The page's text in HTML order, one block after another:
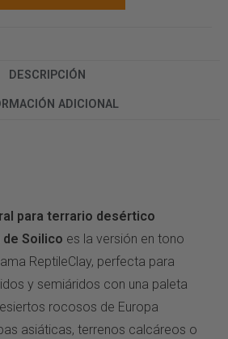
DESCRIPCIÓN
ADICIONAL
para terrario desértico
de Soilico es la versión en tono
ReptileClay, perfecta para
y semiáridos con una paleta
rocosos de Europa
asiáticas, terrenos calcáreos o